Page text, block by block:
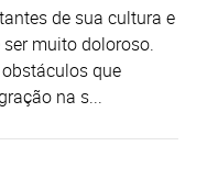
de sua cultura e
muito doloroso.
que
na s...